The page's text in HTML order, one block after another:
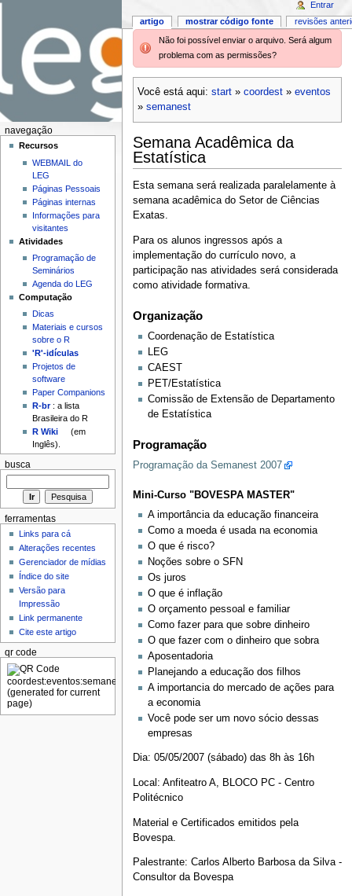
Não foi possível enviar o arquivo. Será algum
problema com as permissões?
Você está aqui: start» coordest» eventos
» semanest
Semana Acadêmica da
Estatística
Esta semana será realizada paralelamente à
semana acadêmica do Setor de Ciências
Exatas.
Para os alunos ingressos após a
implementação do currículo novo, a
participação nas atividades será considerada
como atividade formativa.
Organização
Coordenação de Estatística
LEG
CAEST
PET/Estatística
Comissão de Extensão de Departamento
de Estatística
Programação
Programação da Semanest 2007
Mini-Curso "BOVESPA MASTER"
A importância da educação financeira
Como a moeda é usada na economia
O que é risco?
Noções sobre o SFN
Os juros
O que é inflação
O orçamento pessoal e familiar
Como fazer para que sobre dinheiro
O que fazer com o dinheiro que sobra
Aposentadoria
Planejando a educação dos filhos
A importancia do mercado de ações para
a economia
Você pode ser um novo sócio dessas
empresas
Dia: 05/05/2007 (sábado) das 8h às 16h
Local: Anfiteatro A, BLOCO PC - Centro
Politécnico
Material e Certificados emitidos pela
Bovespa.
Palestrante: Carlos Alberto Barbosa da Silva -
Consultor da Bovespa
artigo mostrar código fonte revisões
Entrar
navegação
Recursos
WEBMAIL do
LEG
Páginas Pessoais
Páginas internas
Informações para
visitantes
Atividades
Programação de
Seminários
Agenda do LEG
Computação
Dicas
Materiais e cursos
sobre o R
'R'-idículas
Projetos de
software
Paper Companions
R-br: a lista
Brasileira do R
R Wiki
(em
Inglês).
busca
ferramentas
Links para cá
Alterações recentes
Gerenciador de mídias
Índice do site
Versão para
Impressão
Link permanente
Cite este artigo
qr code